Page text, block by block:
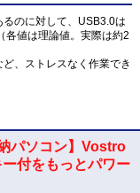
のに対して、USB3.0は
各値は理論値。実際は約2
、ストレスなく作業でき
納パソコン】Vostro
付をもっとパワー